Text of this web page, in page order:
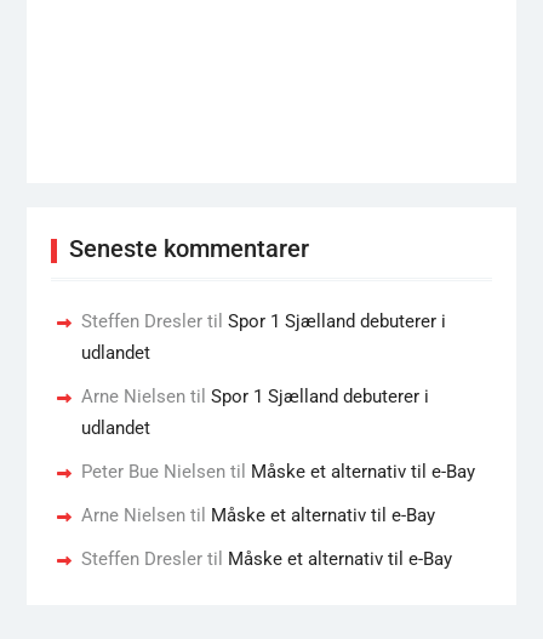
Seneste kommentarer
Steffen Dreslertil Spor 1 Sjælland debuterer i
udlandet
Arne Nielsentil Spor 1 Sjælland debuterer i
udlandet
Peter Bue Nielsentil Måske et alternativ til e-Bay
Arne Nielsentil Måske et alternativ til e-Bay
Steffen Dreslertil Måske et alternativ til e-Bay